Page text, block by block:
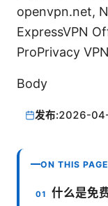
openvpn.net,
ExpressVPN
ProPrivacy
Body
发布:2026-
ON THIS PAGE
什么是免